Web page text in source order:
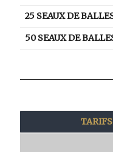
25 SEAUX DE
50 SEAUX DE